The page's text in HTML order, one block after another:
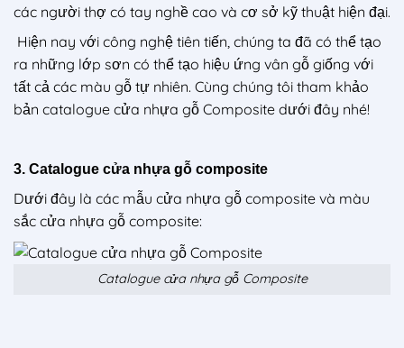
các người thợ có tay nghề cao và cơ sở kỹ thuật hiện đại.
Hiện nay với công nghệ tiên tiến, chúng ta đã có thể tạo
ra những lớp sơn có thể tạo hiệu ứng vân gỗ giống với
tất cả các màu gỗ tự nhiên. Cùng chúng tôi tham khảo
bản catalogue cửa nhựa gỗ Composite dưới đây nhé!
3. Catalogue cửa nhựa gỗ composite
Dưới đây là các mẫu cửa nhựa gỗ composite và màu
sắc cửa nhựa gỗ composite:
Catalogue cửa nhựa gỗ Composite